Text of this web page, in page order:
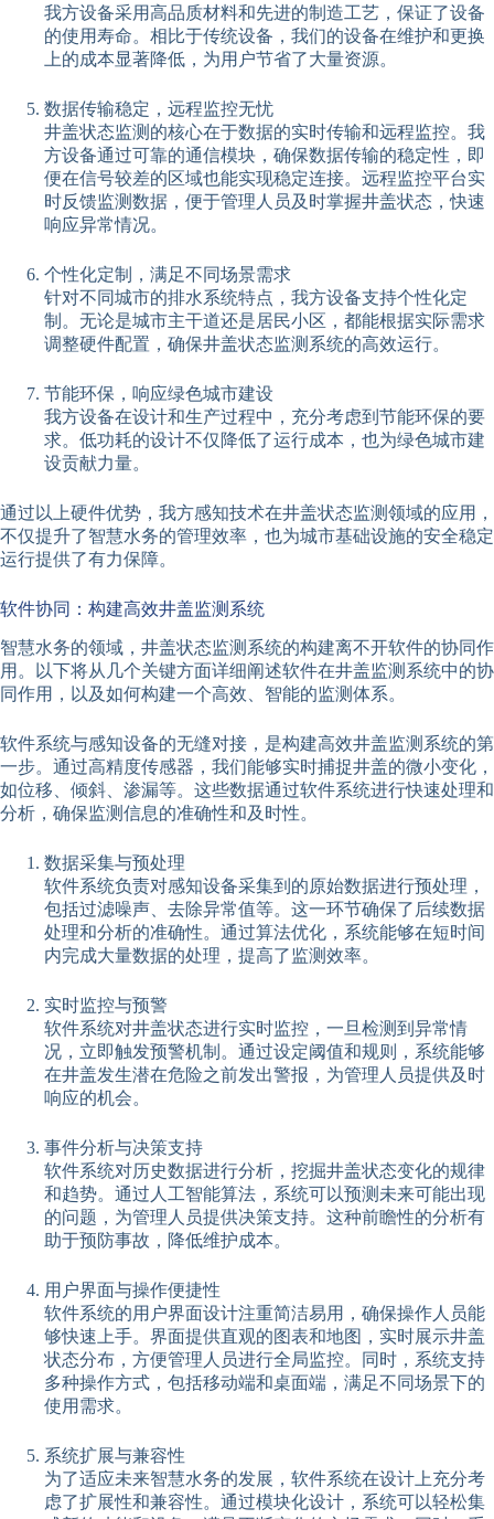
我方设备采用高品质材料和先进的制造工艺，保证了设备
的使用寿命。相比于传统设备，我们的设备在维护和更换
上的成本显著降低，为用户节省了大量资源。
数据传输稳定，远程监控无忧
井盖状态监测的核心在于数据的实时传输和远程监控。我
方设备通过可靠的通信模块，确保数据传输的稳定性，即
便在信号较差的区域也能实现稳定连接。远程监控平台实
时反馈监测数据，便于管理人员及时掌握井盖状态，快速
响应异常情况。
个性化定制，满足不同场景需求
针对不同城市的排水系统特点，我方设备支持个性化定
制。无论是城市主干道还是居民小区，都能根据实际需求
调整硬件配置，确保井盖状态监测系统的高效运行。
节能环保，响应绿色城市建设
我方设备在设计和生产过程中，充分考虑到节能环保的要
求。低功耗的设计不仅降低了运行成本，也为绿色城市建
设贡献力量。
通过以上硬件优势，我方感知技术在井盖状态监测领域的应用，
不仅提升了智慧水务的管理效率，也为城市基础设施的安全稳定
运行提供了有力保障。
软件协同：构建高效井盖监测系统
智慧水务的领域，井盖状态监测系统的构建离不开软件的协同作
用。以下将从几个关键方面详细阐述软件在井盖监测系统中的协
同作用，以及如何构建一个高效、智能的监测体系。
软件系统与感知设备的无缝对接，是构建高效井盖监测系统的第
一步。通过高精度传感器，我们能够实时捕捉井盖的微小变化，
如位移、倾斜、渗漏等。这些数据通过软件系统进行快速处理和
分析，确保监测信息的准确性和及时性。
数据采集与预处理
软件系统负责对感知设备采集到的原始数据进行预处理，
包括过滤噪声、去除异常值等。这一环节确保了后续数据
处理和分析的准确性。通过算法优化，系统能够在短时间
内完成大量数据的处理，提高了监测效率。
实时监控与预警
软件系统对井盖状态进行实时监控，一旦检测到异常情
况，立即触发预警机制。通过设定阈值和规则，系统能够
在井盖发生潜在危险之前发出警报，为管理人员提供及时
响应的机会。
事件分析与决策支持
软件系统对历史数据进行分析，挖掘井盖状态变化的规律
和趋势。通过人工智能算法，系统可以预测未来可能出现
的问题，为管理人员提供决策支持。这种前瞻性的分析有
助于预防事故，降低维护成本。
用户界面与操作便捷性
软件系统的用户界面设计注重简洁易用，确保操作人员能
够快速上手。界面提供直观的图表和地图，实时展示井盖
状态分布，方便管理人员进行全局监控。同时，系统支持
多种操作方式，包括移动端和桌面端，满足不同场景下的
使用需求。
系统扩展与兼容性
为了适应未来智慧水务的发展，软件系统在设计上充分考
虑了扩展性和兼容性。通过模块化设计，系统可以轻松集